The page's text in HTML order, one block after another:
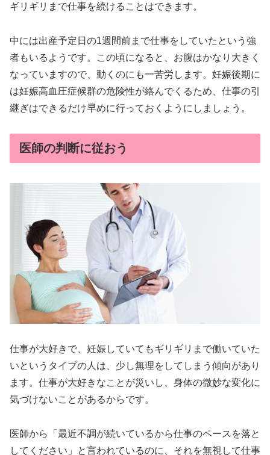
ギリギリまで仕事を続けることはできます。
中には出産予定日の1週間前まで仕事をしていたという強
者もいるようです。この頃になると、お腹はかなり大きく
なっていますので、動くのにも一苦労します。妊娠後期に
は妊娠高血圧症候群の危険性が絡んでくるため、仕事の引
継ぎはできるだけ早めに行っておくようにしましょう。
医師の判断に従おう
仕事が大好きで、妊娠していてもギリギリまで働いていた
いというタイプの人は、少し無理をしてしまう傾向があり
ます。仕事が大好きなことが災いし、身体の微妙な変化に
気づけないことがあるからです。
医師から「最近不調が続いているから仕事のペースを落と
してください」と言われているのに、それを無視して仕事